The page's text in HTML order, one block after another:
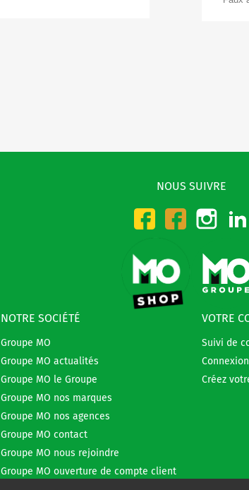
NOUS SUIVRE
Facebook-CMO
Facebook-
NOTRE SOCIÉTÉ
Groupe MO
Groupe MO actualités
Groupe MO le Groupe
Groupe MO nos marques
Groupe MO nos agences
Groupe MO contact
Groupe MO nous rejoindre
Groupe MO ouverture de compte client
VOTRE
Suivi de
Connexion
Créez